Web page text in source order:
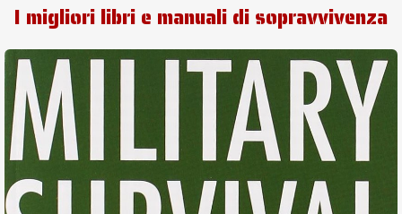
I migliori libri e manuali di sopravvivenza